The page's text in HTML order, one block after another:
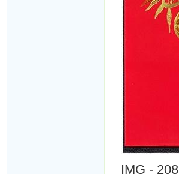
IMG - 208